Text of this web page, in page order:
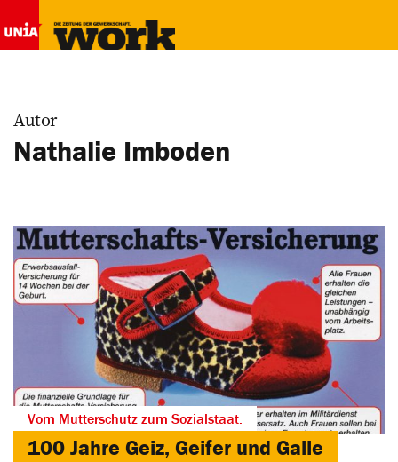
Autor
Nathalie Imboden
Vom Mutterschutz zum Sozialstaat:
100 Jahre Geiz, Geifer und Galle